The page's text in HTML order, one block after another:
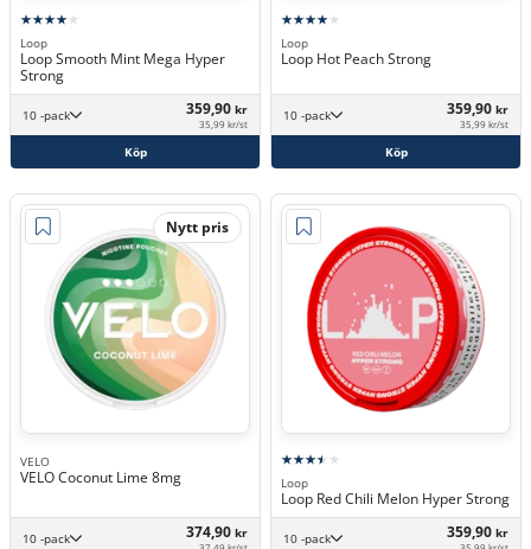
Loop
Loop Smooth Mint Mega Hyper
Strong
10 -pack 359,90 kr
35,99 kr/st
Köp
Loop
Loop Hot Peach Strong
10 -pack 359,90 kr
35,99 kr/st
Köp
Nytt pris
VELO
VELO Coconut Lime 8mg
10 -pack 374,90 kr
Loop
Loop Red Chili Melon Hyper Strong
10 -pack 359,90 kr